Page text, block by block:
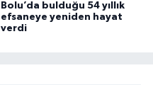
Bolu’da bulduğu 54 yıllık
efsaneye yeniden hayat
verdi